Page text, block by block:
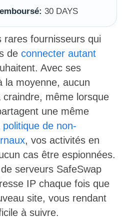
30 DAYS
rares fournisseurs qui
de connecter autant
Avec ses
la moyenne, aucun
craindre, même lorsque
une même
politique de non-
, vos activités en
cas être espionnées.
serveurs SafeSwap
IP chaque fois que
site, vous rendant
à suivre.